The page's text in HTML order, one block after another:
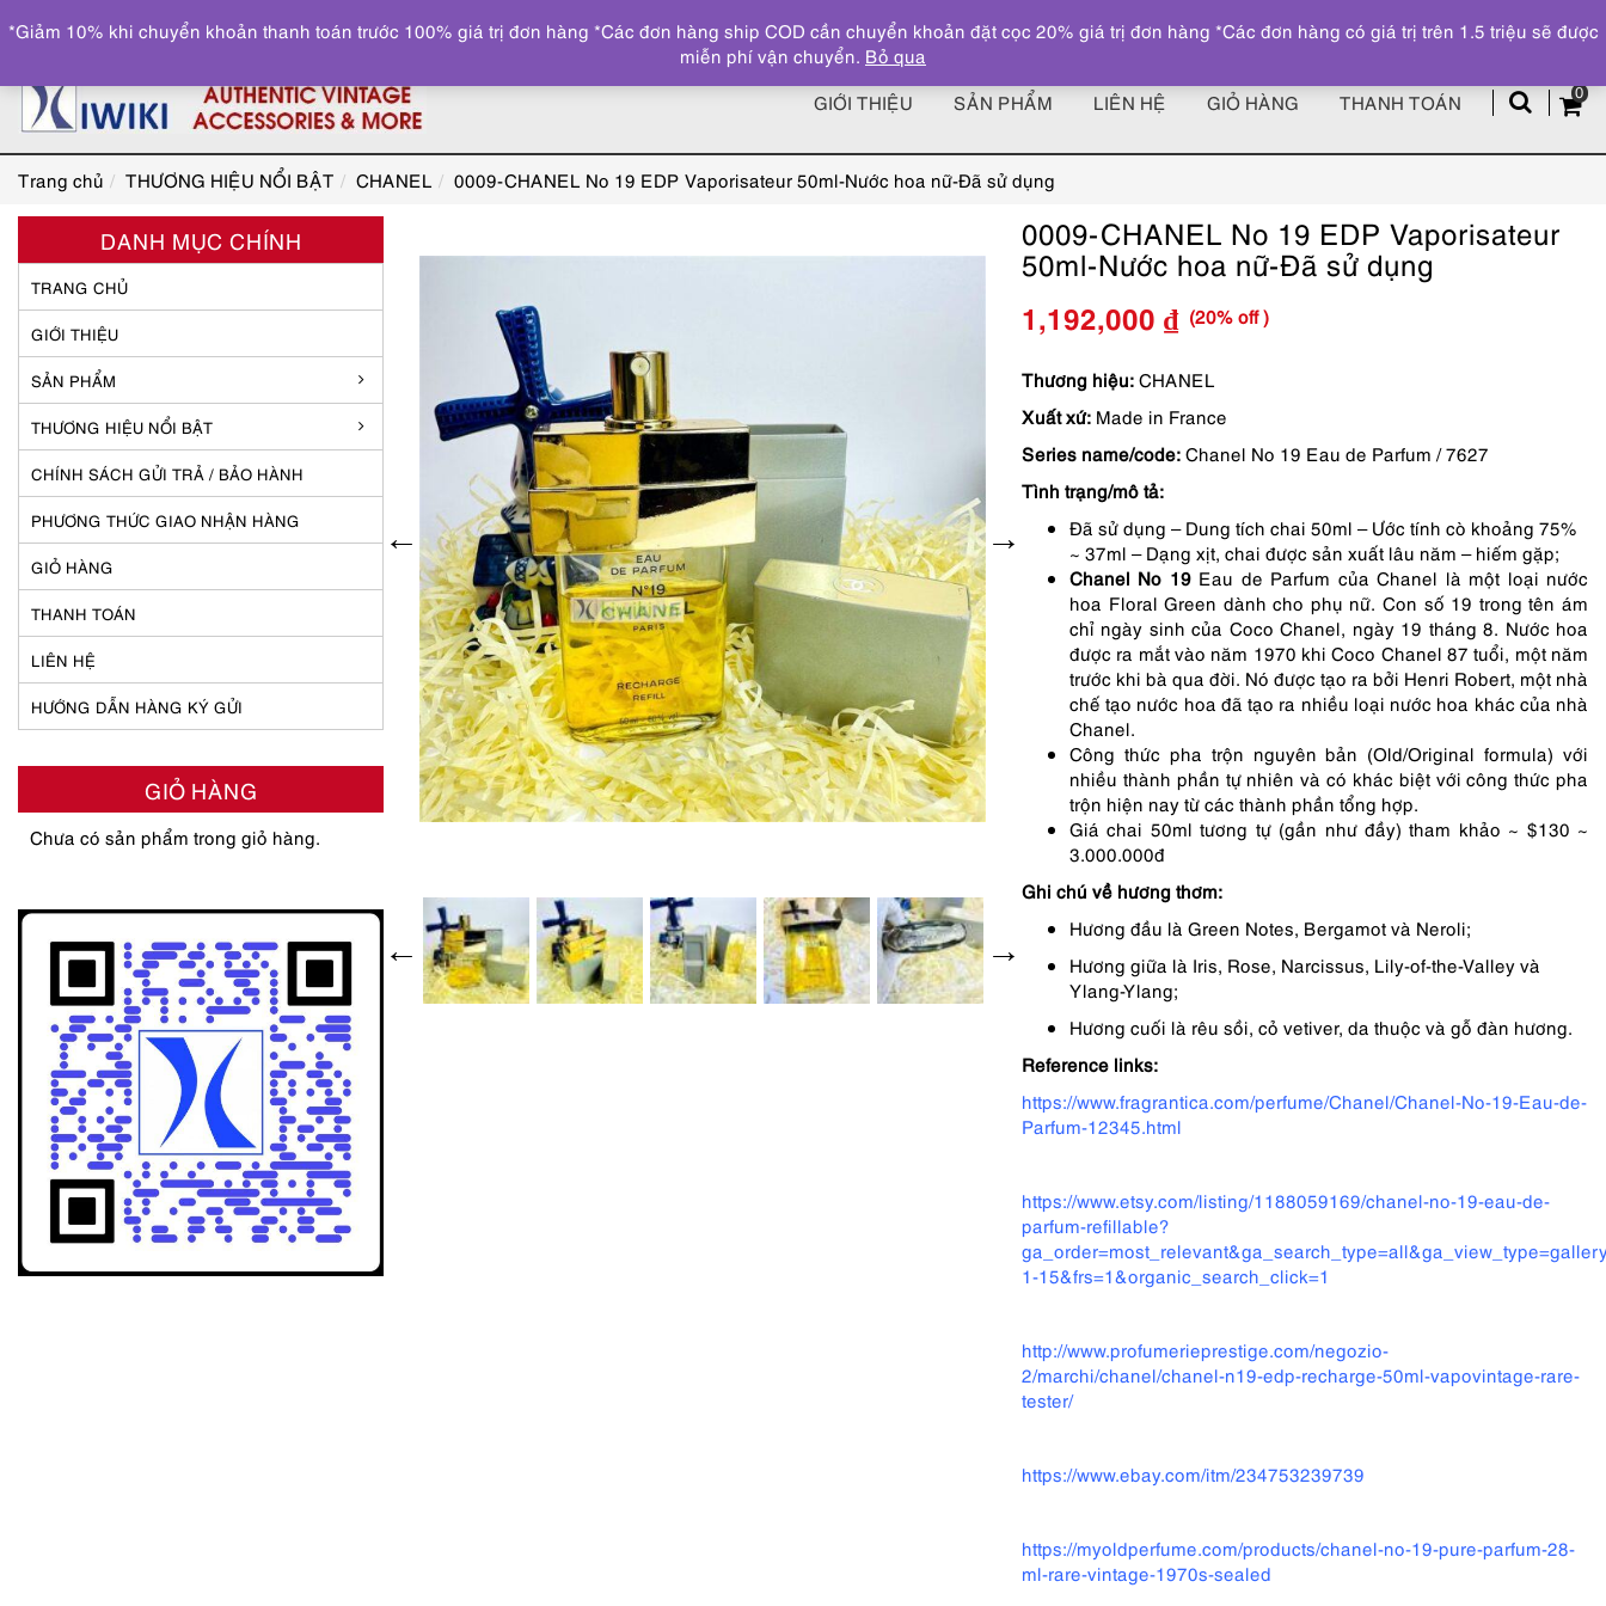
z
0
GIỚI THIỆU SẢN PHẨM LIÊN HỆ GIỎ HÀNG THANH TOÁN
Trang chủ THƯƠNG HIỆU NỔI BẬT CHANEL 0009-CHANEL No 19 EDP Vaporisateur 50ml-Nước hoa nữ-Đã sử dụng
0009-CHANEL No 19 EDP Vaporisateur
50ml-Nước hoa nữ-Đã sử dụng
Giá
gốc
là:
1,490,000 ₫.
1,192,000 ₫
Giá
hiện
tại
là:
(20% off )
Thương hiệu: CHANEL
Xuất xứ: Made in France
Series name/code: Chanel No 19 Eau de Parfum / 7627
Tình trạng/mô tả:
Đã sử dụng – Dung tích chai 50ml – Ước tính cò khoảng 75%
~ 37ml – Dạng xịt, chai được sản xuất lâu năm – hiếm gặp;
Chanel No 19Eau de Parfum của Chanel là một loại nước
hoa Floral Green dành cho phụ nữ. Con số 19 trong tên ám
chỉ ngày sinh của Coco Chanel, ngày 19 tháng 8. Nước hoa
được ra mắt vào năm 1970 khi Coco Chanel 87 tuổi, một năm
trước khi bà qua đời. Nó được tạo ra bởi Henri Robert, một nhà
chế tạo nước hoa đã tạo ra nhiều loại nước hoa khác của nhà
Chanel.
Công thức pha trộn nguyên bản (Old/Original formula) với
nhiều thành phần tự nhiên và có khác biệt với công thức pha
trộn hiện nay từ các thành phần tổng hợp.
Giá chai 50ml tương tự (gần như đầy) tham khảo ~ $130 ~
3.000.000đ
Ghi chú về hương thơm:
Hương đầu là Green Notes, Bergamot và Neroli;
Hương giữa là Iris, Rose, Narcissus, Lily-of-the-Valley và
Ylang-Ylang;
Hương cuối là rêu sồi, cỏ vetiver, da thuộc và gỗ đàn hương.
Reference links:
https://www.fragrantica.com/perfume/Chanel/Chanel-No-19-Eau-de-
Parfum-12345.html
https://www.etsy.com/listing/1188059169/chanel-no-19-eau-de-
parfum-refillable?
1-15&frs=1&organic_search_click=1
http://www.profumerieprestige.com/negozio-
2/marchi/chanel/chanel-n19-edp-recharge-50ml-vapovintage-rare-
tester/
https://www.ebay.com/itm/234753239739
https://myoldperfume.com/products/chanel-no-19-pure-parfum-28-
ml-rare-vintage-1970s-sealed
DANH MỤC CHÍNH
TRANG CHỦ
GIỚI THIỆU
SẢN PHẨM
THƯƠNG HIỆU NỔI BẬT
CHÍNH SÁCH GỬI TRẢ / BẢO HÀNH
PHƯƠNG THỨC GIAO NHẬN HÀNG
GIỎ HÀNG
THANH TOÁN
LIÊN HỆ
HƯỚNG DẪN HÀNG KÝ GỬI
GIỎ HÀNG
Chưa có sản phẩm trong giỏ hàng.
*Giảm 10% khi chuyển khoản thanh toán trước 100% giá trị đơn hàng *Các đơn hàng ship COD cần chuyển khoản đặt cọc 20% giá trị đơn hàng *Các đơn hàng có giá trị trên 1.5 triệu sẽ được
miễn phí vận chuyển. Bỏ qua